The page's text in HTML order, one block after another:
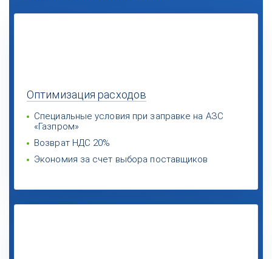
Оптимизациярасходов
Специальные условия при заправке на АЗС
«Газпром»
Возврат НДС 20%
Экономия за счет выбора поставщиков